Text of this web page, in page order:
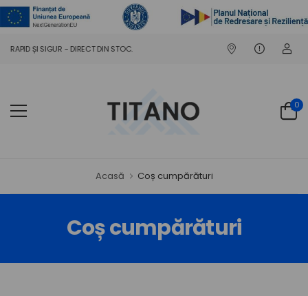
RAPID ȘI SIGUR - DIRECT DIN STOC.
0
Acasă Coș cumpărături
Coș cumpărături